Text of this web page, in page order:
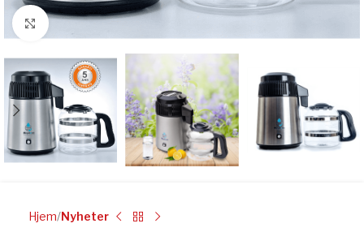
Click to enlarge
Hjem Nyheter